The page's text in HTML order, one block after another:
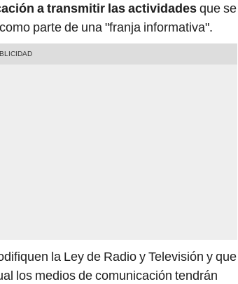
a transmitir las actividadesque se
parte de una "franja informativa".
la Ley de Radio y Televisión y que
los medios de comunicación tendrán